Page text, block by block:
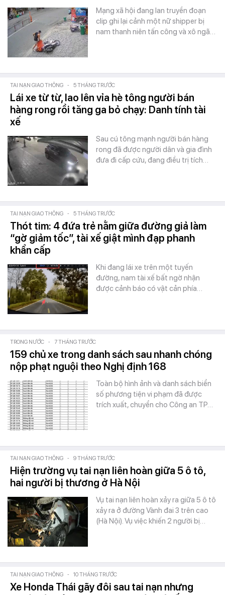
Mạng xã hội đang lan truyền đoạn
clip ghi lại cảnh một nữ shipper bị
nam thanh niên tấn công và xô ngã…
TAI NẠN GIAO THÔNG - 5 THÁNG TRƯỚC
Lái xe từ từ, lao lên vỉa hè tông người bán
hàng rong rồi tăng ga bỏ chạy: Danh tính tài
xế
Sau cú tông mạnh người bán hàng
rong đã được người dân và gia đình
đưa đi cấp cứu, đang điều trị tích…
TAI NẠN GIAO THÔNG - 5 THÁNG TRƯỚC
Thót tim: 4 đứa trẻ nằm giữa đường giả làm
“gờ giảm tốc”, tài xế giật mình đạp phanh
khẩn cấp
Khi đang lái xe trên một tuyến
đường, nam tài xế bất ngờ nhận
được cảnh báo có vật cản phía…
TRONG NƯỚC - 7 THÁNG TRƯỚC
159 chủ xe trong danh sách sau nhanh chóng
nộp phạt nguội theo Nghị định 168
Toàn bộ hình ảnh và danh sách biển
số phương tiện vi phạm đã được
trích xuất, chuyển cho Công an TP…
TAI NẠN GIAO THÔNG - 9 THÁNG TRƯỚC
Hiện trường vụ tai nạn liên hoàn giữa 5 ô tô,
hai người bị thương ở Hà Nội
Vụ tai nạn liên hoàn xảy ra giữa 5 ô tô
xảy ra ở đường Vành đai 3 trên cao
(Hà Nội). Vụ việc khiến 2 người bị…
TAI NẠN GIAO THÔNG - 10 THÁNG TRƯỚC
Xe Honda Thái gãy đôi sau tai nạn nhưng